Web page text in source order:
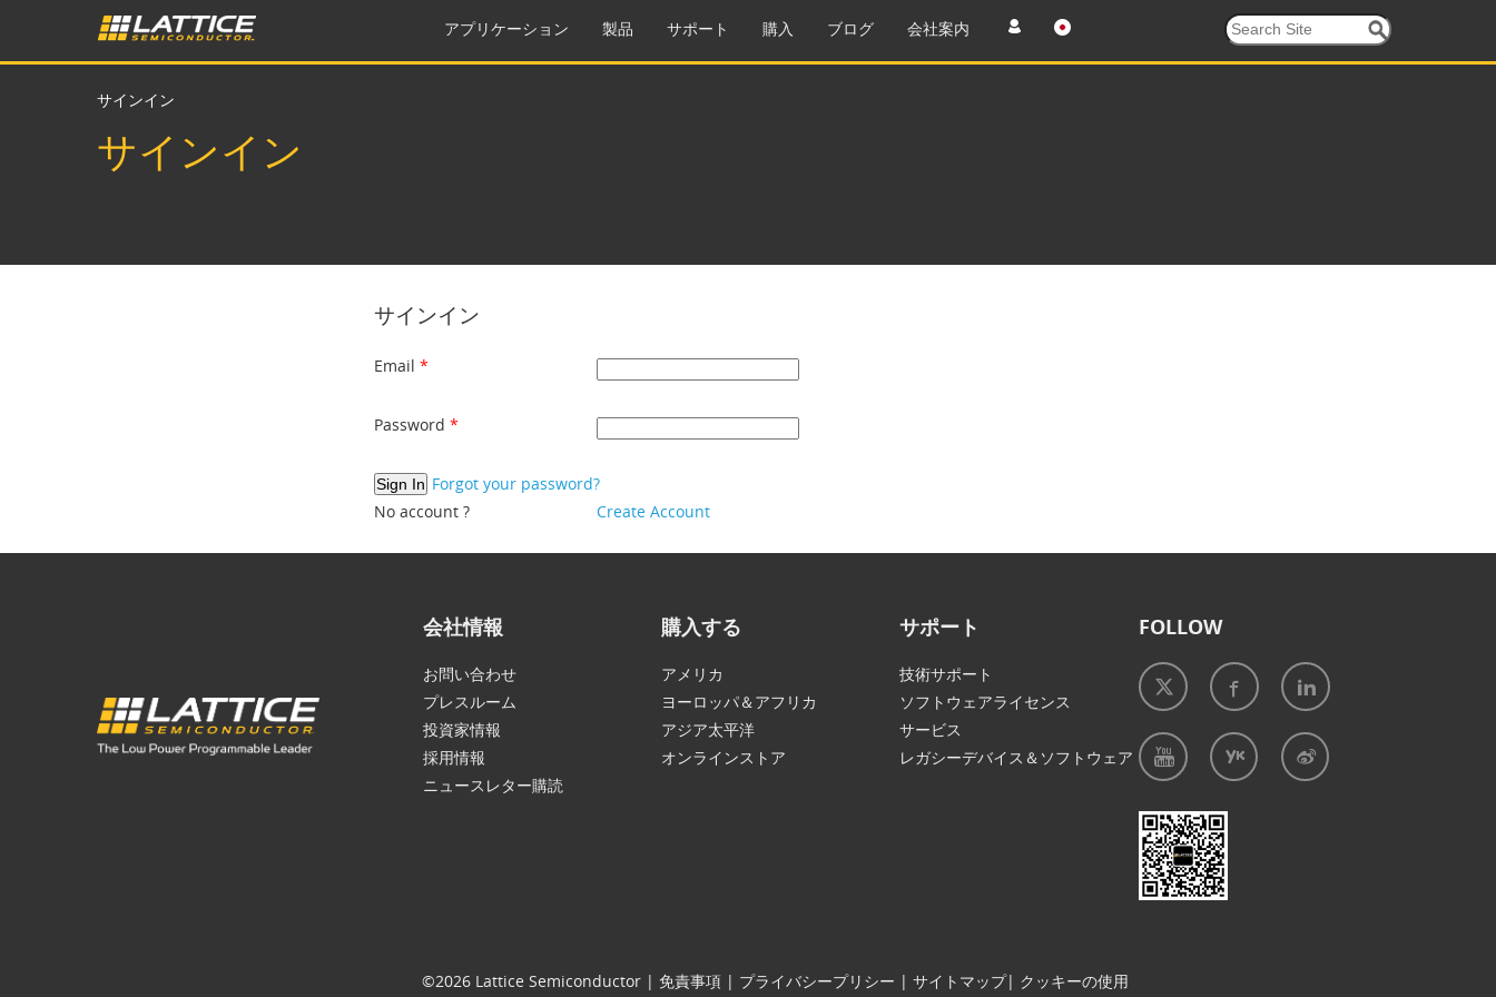
アプリケーション 製品 サポート 購入 ブログ 会社案内
サインイン
サインイン
サインイン
Email
Password
Forgot your password?
No account ?
Create Account
会社情報
お問い合わせ
プレスルーム
投資家情報
採用情報
ニュースレター購読
購入する
アメリカ
ヨーロッパ＆アフリカ
アジア太平洋
オンラインストア
サポート
技術サポート
ソフトウェアライセンス
サービス
レガシーデバイス＆ソフトウェア
FOLLOW
©2026 Lattice Semiconductor | 免責事項 | プライバシープリシー | サイトマップ| クッキーの使用